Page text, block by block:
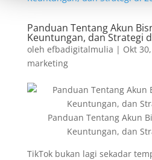
Panduan Tentang Akun
Keuntungan, dan Strategi
oleh efbadigitalmulia | Okt
marketing
Panduan Tentang Akun
Keuntungan, dan
TikTok bukan lagi sekadar